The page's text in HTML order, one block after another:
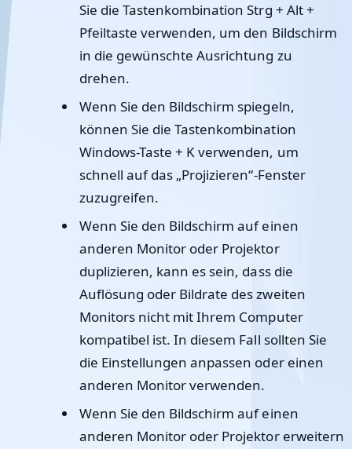
Sie die Tastenkombination Strg + Alt +
Pfeiltaste verwenden, um den Bildschirm
in die gewünschte Ausrichtung zu
drehen.
Wenn Sie den Bildschirm spiegeln,
können Sie die Tastenkombination
Windows-Taste + K verwenden, um
schnell auf das „Projizieren“-Fenster
zuzugreifen.
Wenn Sie den Bildschirm auf einen
anderen Monitor oder Projektor
duplizieren, kann es sein, dass die
Auflösung oder Bildrate des zweiten
Monitors nicht mit Ihrem Computer
kompatibel ist. In diesem Fall sollten Sie
die Einstellungen anpassen oder einen
anderen Monitor verwenden.
Wenn Sie den Bildschirm auf einen
anderen Monitor oder Projektor erweitern